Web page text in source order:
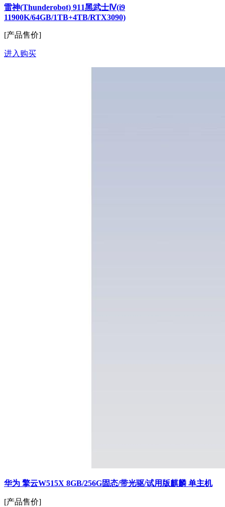
雷神(Thunderobot) 911黑武士Ⅳ(i9
11900K/64GB/1TB+4TB/RTX3090)
[产品售价]
进入购买
华为 擎云W515X 8GB/256G固态/带光驱/试用版麒麟 单主机
[产品售价]